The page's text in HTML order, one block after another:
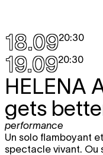
18.0920:30
19.0920:30
HELENA
gets
performance
Un solo flamboyant
spectacle vivant. Ou